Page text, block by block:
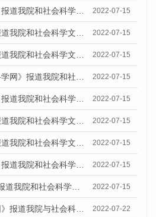
7月13日《凤凰新闻》报道我院和社会科学文献出版社联合发布的《广州蓝皮书：广州数字经济发展报告（2022）》的媒体文章 2022-07-15
7月13日《南方网》报道我院和社会科学文献出版社联合发布的《广州蓝皮书：广州数字经济发展报告（2022）》的媒体文章 2022-07-15
7月13日《南方网》报道我院和社会科学文献出版社联合发布的《广州蓝皮书：广州数字经济发展报告（2022）》的媒体文章 2022-07-15
7月15日《中国社会科学网》报道我院和社会科学文献出版社联合发布的《广州蓝皮书：广州数字经济发展报告（2022）》的媒体文章 2022-07-15
7月12日《花城新闻》报道我院和社会科学文献出版社联合发布的《广州蓝皮书：广州数字经济发展报告（2022）》的媒体文章 2022-07-15
7月14日《新快网》报道我院和社会科学文献出版社联合发布的《广州蓝皮书：广州数字经济发展报告（2022）》的媒体文章 2022-07-15
7月14日《科学网》报道我院和社会科学文献出版社联合发布的《广州蓝皮书：广州数字经济发展报告（2022）》的媒体文章 2022-07-15
7月15日《南方日报》报道我院和社会科学文献出版社联合发布的《广州蓝皮书：广州数字经济发展报告（2022）》的媒体文章 2022-07-15
7月12日《花城FM》报道我院和社会科学文献出版社联合发布的《广州蓝皮书：广州数字经济发展报告（2022）》的媒体文章 2022-07-15
7月19日《中国新闻网》报道我院与社会科学文献出版社联合发布《广州蓝皮书：广州城乡融合发展报告(2022)》的媒体文章 2022-07-22